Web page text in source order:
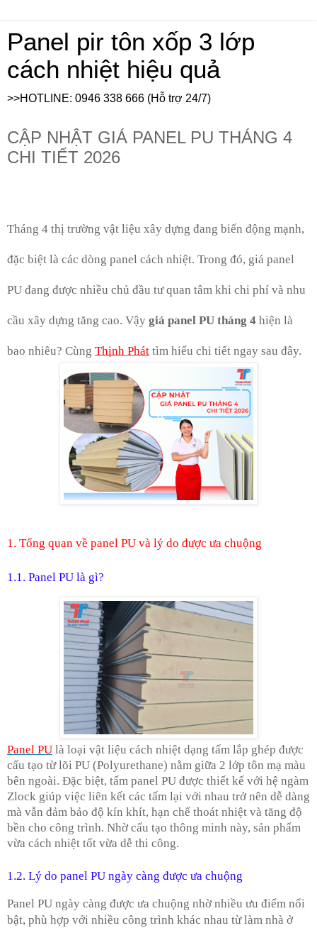
Panel pir tôn xốp 3 lớp
cách nhiệt hiệu quả
>>HOTLINE: 0946 338 666 (Hỗ trợ 24/7)
CẬP NHẬT GIÁ PANEL PU THÁNG 4
CHI TIẾT 2026
Tháng 4 thị trường vật liệu xây dựng đang biến động mạnh,
đặc biệt là các dòng panel cách nhiệt. Trong đó, giá panel
PU đang được nhiều chủ đầu tư quan tâm khi chi phí và nhu
cầu xây dựng tăng cao. Vậy giá panel PU tháng 4 hiện là
bao nhiêu? Cùng Thịnh Phát tìm hiểu chi tiết ngay sau đây.
1. Tổng quan về panel PU và lý do được ưa chuộng
1.1. Panel PU là gì?
Panel PU là loại vật liệu cách nhiệt dạng tấm lắp ghép được
cấu tạo từ lõi PU (Polyurethane) nằm giữa 2 lớp tôn mạ màu
bên ngoài. Đặc biệt, tấm panel PU được thiết kế với hệ ngàm
Zlock giúp việc liên kết các tấm lại với nhau trở nên dễ dàng
mà vẫn đảm bảo độ kín khít, hạn chế thoát nhiệt và tăng độ
bền cho công trình. Nhờ cấu tạo thông minh này, sản phẩm
vừa cách nhiệt tốt vừa dễ thi công.
1.2. Lý do panel PU ngày càng được ưa chuộng
Panel PU ngày càng được ưa chuộng nhờ nhiều ưu điểm nổi
bật, phù hợp với nhiều công trình khác nhau từ làm nhà ở